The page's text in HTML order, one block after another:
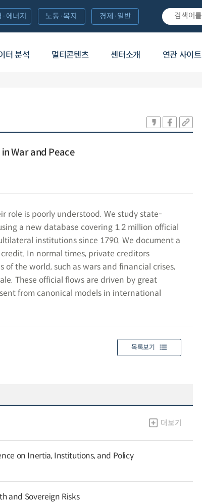
터 분석 멀티콘텐츠 센터소개 연관 사이트
에너지 노동·복지 경제·일반
War and Peace
role is poorly understood. We study state-
a new database covering 1.2 million official
institutions since 1790. We document a
In normal times, private creditors
the world, such as wars and financial crises,
These official flows are driven by great
from canonical models in international
목록보기
더보기
on Inertia, Institutions, and Policy
and Sovereign Risks